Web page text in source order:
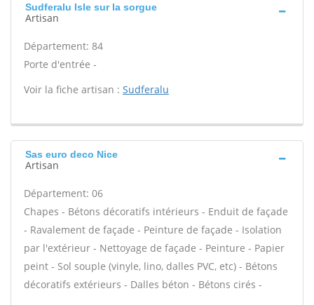
Sudferalu Isle sur la sorgue
Artisan
Département: 84
Porte d'entrée -
Voir la fiche artisan : Sudferalu
Sas euro deco Nice
Artisan
Département: 06
Chapes - Bétons décoratifs intérieurs - Enduit de façade
- Ravalement de façade - Peinture de façade - Isolation
par l'extérieur - Nettoyage de façade - Peinture - Papier
peint - Sol souple (vinyle, lino, dalles PVC, etc) - Bétons
décoratifs extérieurs - Dalles béton - Bétons cirés -